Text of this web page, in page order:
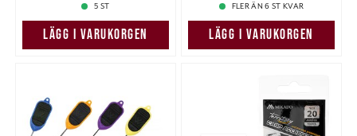
5 ST
LÄGG I VARUKORGEN
FLER ÄN 6 ST KVAR
LÄGG I VARUKORGEN